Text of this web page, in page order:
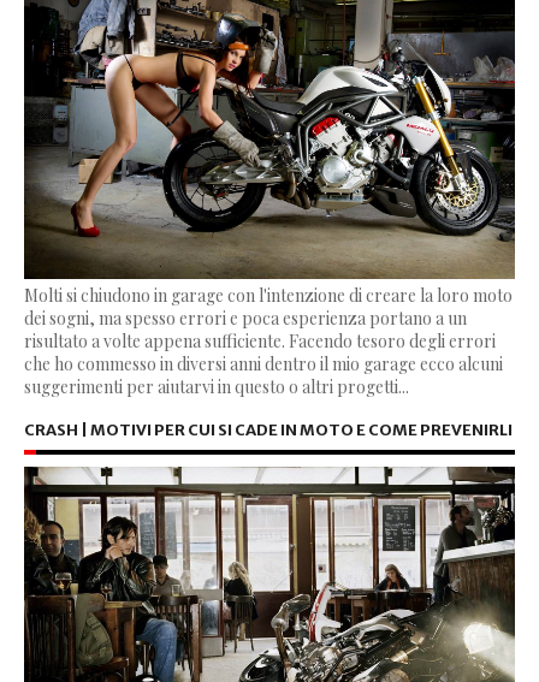
Molti si chiudono in garage con l'intenzione di creare la loro moto
dei sogni, ma spesso errori e poca esperienza portano a un
risultato a volte appena sufficiente. Facendo tesoro degli errori
che ho commesso in diversi anni dentro il mio garage ecco alcuni
suggerimenti per aiutarvi in questo o altri progetti...
CRASH | MOTIVI PER CUI SI CADE IN MOTO E COME PREVENIRLI